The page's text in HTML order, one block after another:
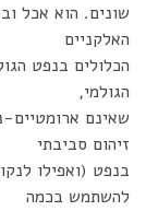
שונים. הוא אכל
האלקניים
הכלולים בנפט
הגולמי,
שאינם
זיהום סביבתי
בנפט (ואפילו
להשתמש בכמה